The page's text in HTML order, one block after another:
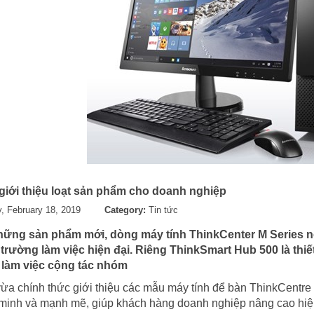
thiệu loạt sản phẩm cho doanh nghiệp
February 18, 2019 Category: Tin tức
sản phẩm mới, dòng máy tính ThinkCenter M Series
làm việc hiện đại. Riêng ThinkSmart Hub 500 là
việc cộng tác nhóm
chính thức giới thiệu các mẫu máy tính để bàn
và mạnh mẽ, giúp khách hàng doanh nghiệp nâng cao